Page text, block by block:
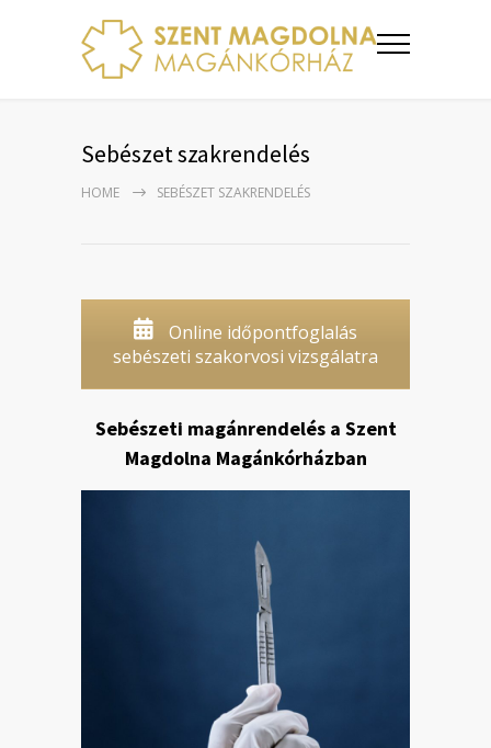
Sebészet szakrendelés
HOME SEBÉSZET SZAKRENDELÉS
Online időpontfoglalás
sebészeti szakorvosi vizsgálatra
Sebészeti magánrendelés a Szent
Magdolna Magánkórházban